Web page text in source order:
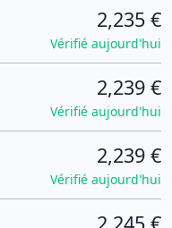
2,235 €
Vérifié aujourd'hui
2,239 €
Vérifié aujourd'hui
2,239 €
Vérifié aujourd'hui